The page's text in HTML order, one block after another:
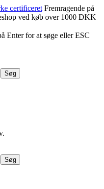
certificeret Fremragende på
ved køb over 1000 DKK
Enter for at søge eller ESC
Søg
Søg